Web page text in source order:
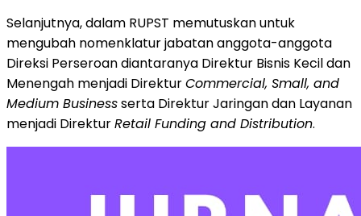
Selanjutnya, dalam RUPST memutuskan untuk
mengubah nomenklatur jabatan anggota-anggota
Direksi Perseroan diantaranya Direktur Bisnis Kecil dan
Menengah menjadi DirekturCommercial, Small, and
Medium Businessserta Direktur Jaringan dan Layanan
menjadi DirekturRetail Funding and Distribution.